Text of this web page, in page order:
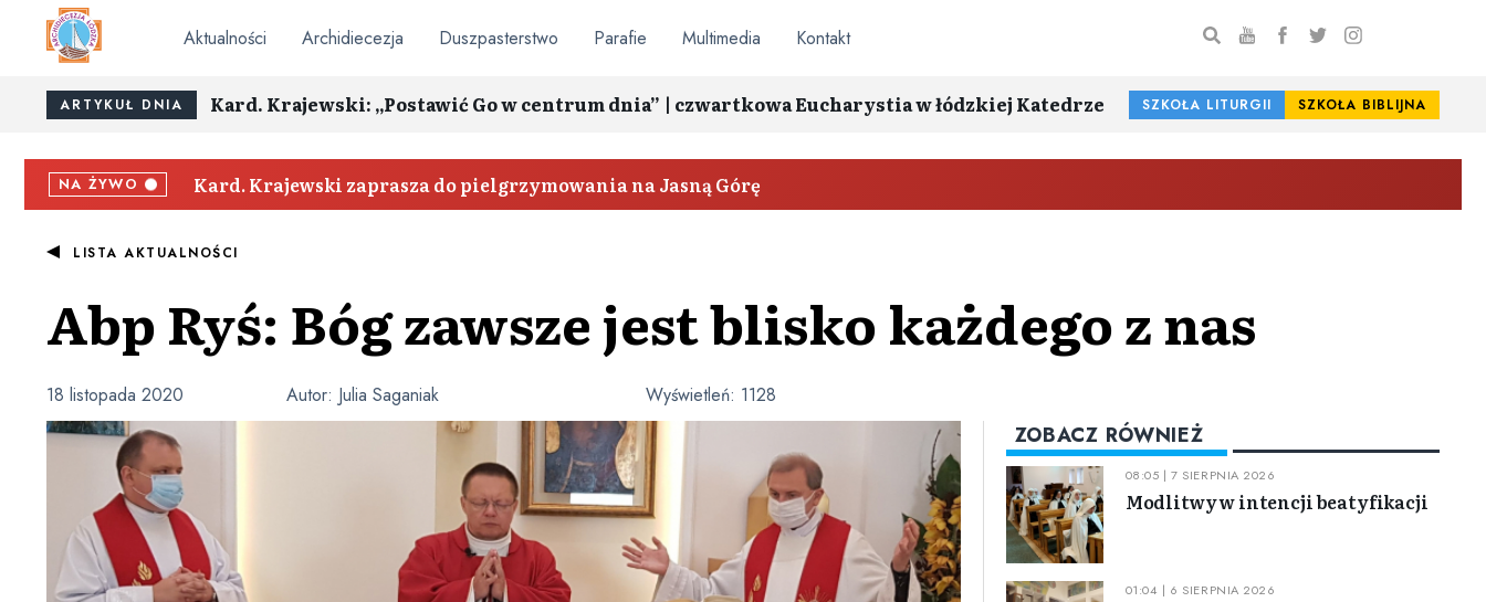
Aktualności Archidiecezja Duszpasterstwo Parafie Multimedia Kontakt
ARTYKUŁ DNIA Kard. Krajewski: „Postawić Go w centrum dnia” | czwartkowa Eucharystia w łódzkiej Katedrze SZKOŁA LITURGII SZKOŁA BIBLIJNA
NA ŻYWO Kard. Krajewski zaprasza do pielgrzymowania na Jasną Górę
LISTA AKTUALNOŚCI
Abp Ryś: Bóg zawsze jest blisko każdego z nas
Autor: Julia Saganiak
18 listopada 2020 Wyświetleń: 1128
ZOBACZ RÓWNIEŻ
08:05 | 7 SIERPNIA 2026
Modlitwy w intencji beatyfikacji
01:04 | 6 SIERPNIA 2026